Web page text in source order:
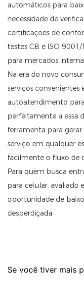
automáticos para
necessidade de
certificações de
testes CB e ISO
para mercados
Na era do novo
serviços convenientes
autoatendimento
perfeitamente a essa
ferramenta para
serviço em qualquer
facilmente o fluxo de
Para quem busca
para celular, avaliado
oportunidade de
desperdiçada.
Se você tiver mais